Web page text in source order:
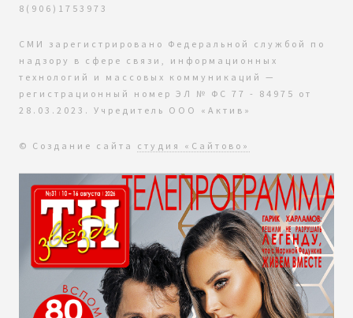
8(906)1753973
СМИ зарегистрировано Федеральной службой по
надзору в сфере связи, информационных
технологий и массовых коммуникаций —
регистрационный номер ЭЛ № ФС 77 - 84975 от
28.03.2023. Учредитель ООО «Актив»
© Создание сайта студия «Сайтово»